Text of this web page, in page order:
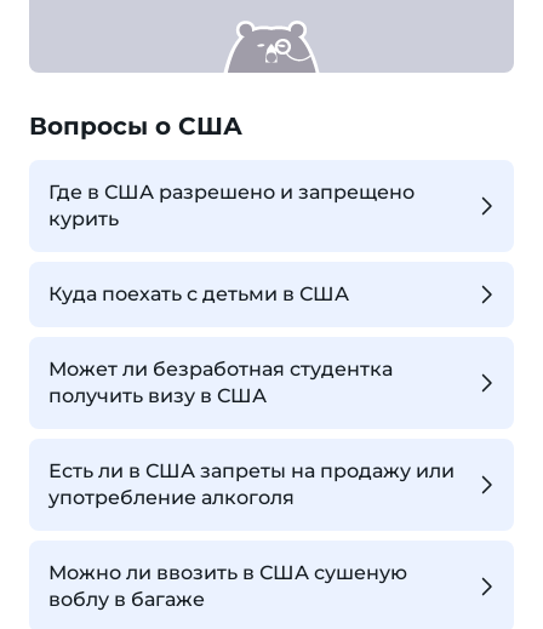
Вопросы о США
Где в США разрешено и запрещено
курить
Куда поехать с детьми в США
Может ли безработная студентка
получить визу в США
Есть ли в США запреты на продажу или
употребление алкоголя
Можно ли ввозить в США сушеную
воблу в багаже